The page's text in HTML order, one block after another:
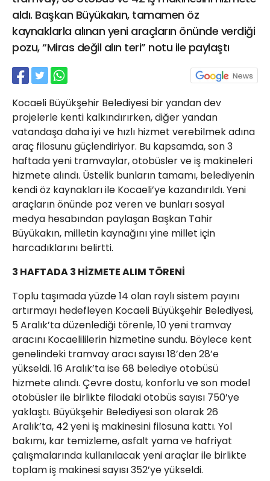
aldı. Başkan Büyükakın, tamamen öz
kaynaklarla alınan yeni araçların önünde verdiği
pozu, “Miras değil alın teri” notu ile paylaştı
Kocaeli Büyükşehir Belediyesi bir yandan dev
projelerle kenti kalkındırırken, diğer yandan
vatandaşa daha iyi ve hızlı hizmet verebilmek adına
araç filosunu güçlendiriyor. Bu kapsamda, son 3
haftada yeni tramvaylar, otobüsler ve iş makineleri
hizmete alındı. Üstelik bunların tamamı, belediyenin
kendi öz kaynakları ile Kocaeli’ye kazandırıldı. Yeni
araçların önünde poz veren ve bunları sosyal
medya hesabından paylaşan Başkan Tahir
Büyükakın, milletin kaynağını yine millet için
harcadıklarını belirtti.
3 HAFTADA 3 HİZMETE ALIM TÖRENİ
Toplu taşımada yüzde 14 olan raylı sistem payını
artırmayı hedefleyen Kocaeli Büyükşehir Belediyesi,
5 Aralık’ta düzenlediği törenle, 10 yeni tramvay
aracını Kocaelililerin hizmetine sundu. Böylece kent
genelindeki tramvay aracı sayısı 18’den 28’e
yükseldi. 16 Aralık’ta ise 68 belediye otobüsü
hizmete alındı. Çevre dostu, konforlu ve son model
otobüsler ile birlikte filodaki otobüs sayısı 750’ye
yaklaştı. Büyükşehir Belediyesi son olarak 26
Aralık’ta, 42 yeni iş makinesini filosuna kattı. Yol
bakımı, kar temizleme, asfalt yama ve hafriyat
çalışmalarında kullanılacak yeni araçlar ile birlikte
toplam iş makinesi sayısı 352’ye yükseldi.
02624132333
haber@golcukpostasi.com